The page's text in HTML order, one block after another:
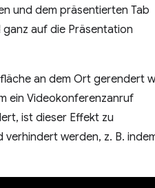
und dem präsentierten Tab
auf die Präsentation
an dem Ort gerendert
ein Videokonferenzanruf
ist dieser Effekt zu
werden, z. B.